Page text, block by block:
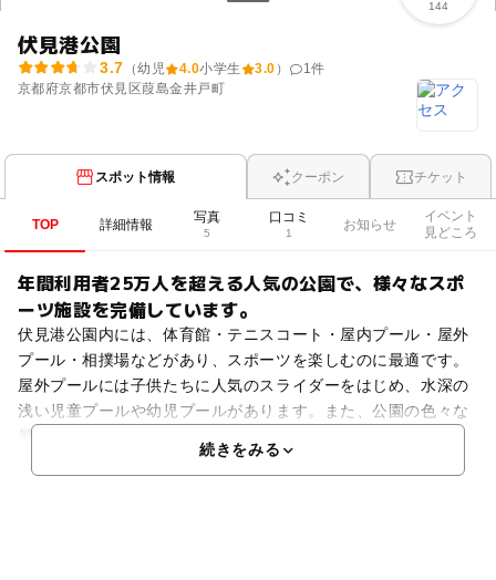
伏見港公園
3.7 （幼児 4.0小学生 3.0 ） 1件
京都府京都市伏見区葭島金井戸町
144
スポット情報 クーポン チケット
TOP 詳細情報 写真
5
口コミ
1
お知らせ
イベント
見どころ
年間利用者25万人を超える人気の公園で、様々なスポ
ーツ施設を完備しています。
伏見港公園内には、体育館・テニスコート・屋内プール・屋外
プール・相撲場などがあり、スポーツを楽しむのに最適です。
屋外プールには子供たちに人気のスライダーをはじめ、水深の
浅い児童プールや幼児プールがあります。また、公園の色々な
続きをみる